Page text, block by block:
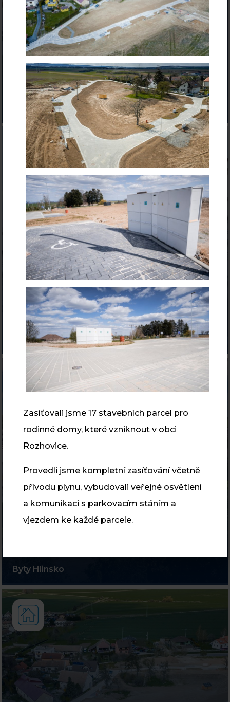
Bytový dům Prošvicova v Hlinsku
Historický dům v centru Skutče má novou
fasádu
Byty Hlinsko
Zasíťovali jsme 17 stavebních parcel pro
rodinné domy, které vzniknout v obci
Rozhovice.
Provedli jsme kompletní zasíťování včetně
přívodu plynu, vybudovali veřejné osvětlení
a komunikaci s parkovacím stáním a
vjezdem ke každé parcele.